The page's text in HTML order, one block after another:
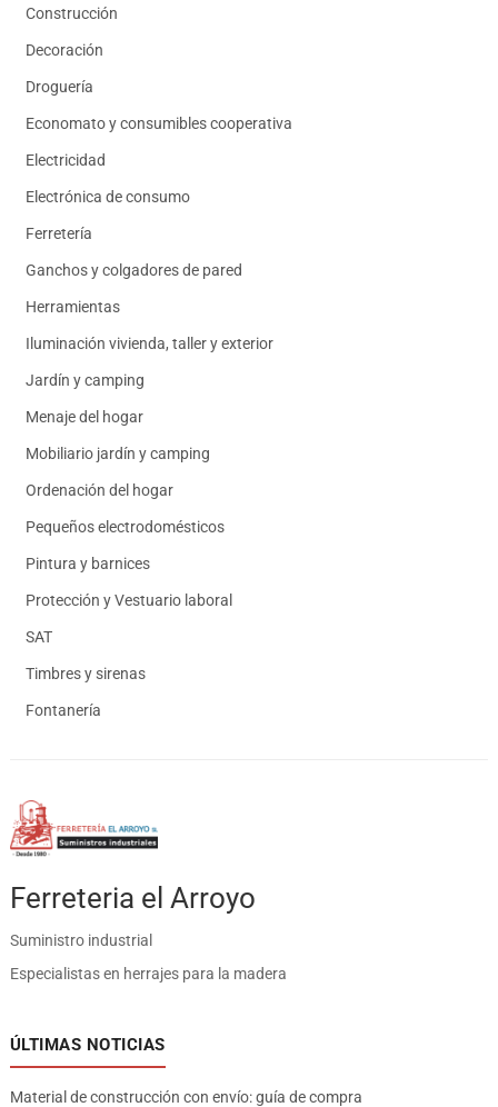
Construcción
Decoración
Droguería
Economato y consumibles cooperativa
Electricidad
Electrónica de consumo
Ferretería
Ganchos y colgadores de pared
Herramientas
Iluminación vivienda, taller y exterior
Jardín y camping
Menaje del hogar
Mobiliario jardín y camping
Ordenación del hogar
Pequeños electrodomésticos
Pintura y barnices
Protección y Vestuario laboral
SAT
Timbres y sirenas
Fontanería
Ferreteria el Arroyo
Suministro industrial
Especialistas en herrajes para la madera
ÚLTIMAS NOTICIAS
Material de construcción con envío: guía de compra